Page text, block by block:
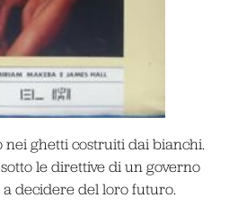
ghetti costruiti dai bianchi.
le direttive di un governo
decidere del loro futuro.